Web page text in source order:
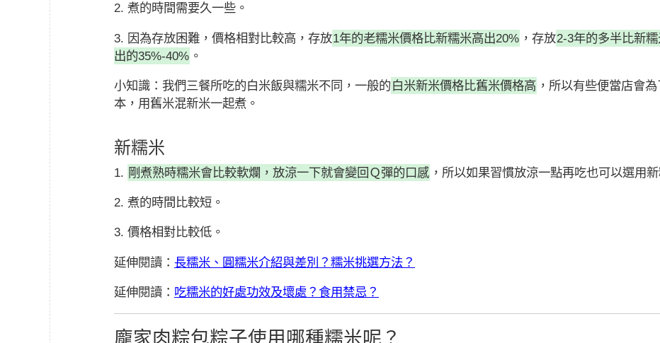
2. 煮的時間需要久一些。
3. 因為存放困難，價格相對比較高，存放1年的老糯米價格比新糯米高出20% ，存放2-3年的多半比新
出的35%-40% 。
小知識：我們三餐所吃的白米飯與糯米不同，一般的 白米新米價格比舊米價格高 ，所以有些便當店會
本，用舊米混新米一起煮。
新糯米
1. 剛煮熟時糯米會比較軟爛，放涼一下就會變回Ｑ彈的口感 ，所以如果習慣放涼一點再吃也可以選用新
2. 煮的時間比較短。
3. 價格相對比較低。
延伸閱讀： 長糯米、圓糯米介紹與差別？糯米挑選方法？
延伸閱讀： 吃糯米的好處功效及壞處？食用禁忌？
龐家肉粽包粽子使用哪種糯米呢？